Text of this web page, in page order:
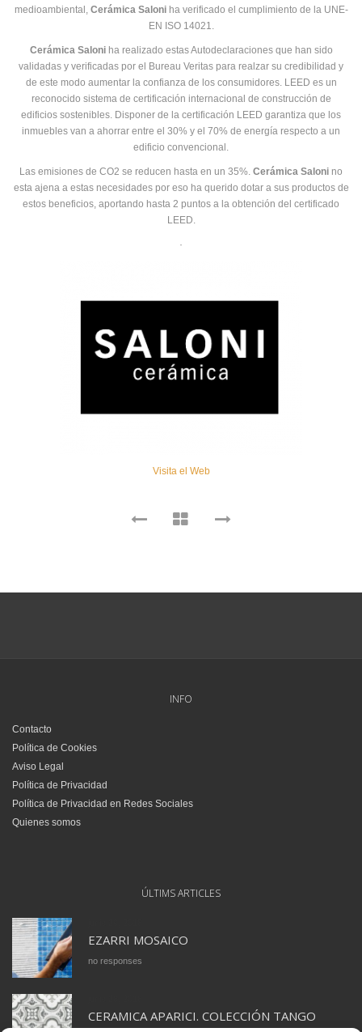
medioambiental, Cerámica Saloniha verificado el cumplimiento de la UNE-
EN ISO 14021.
Cerámica Saloniha realizado estas Autodeclaraciones que han sido
validadas y verificadas por el Bureau Veritas para realzar su credibilidad y
de este modo aumentar la confianza de los consumidores. LEED es un
reconocido sistema de certificación internacional de construcción de
edificios sostenibles. Disponer de la certificación LEED garantiza que los
inmuebles van a ahorrar entre el 30% y el 70% de energía respecto a un
edificio convencional.
Las emisiones de CO2 se reducen hasta en un 35%. Cerámica Saloni no
esta ajena a estas necesidades por eso ha querido dotar a sus productos de
estos beneficios, aportando hasta 2 puntos a la obtención del certificado
LEED.
·
Visita el Web
INFO
Contacto
Política de Cookies
Aviso Legal
Política de Privacidad
Política de Privacidad en Redes Sociales
Quienes somos
ÚLTIMS ARTICLES
EZARRI MOSAICO
no responses
CERAMICA APARICI. COLECCIÓN TANGO